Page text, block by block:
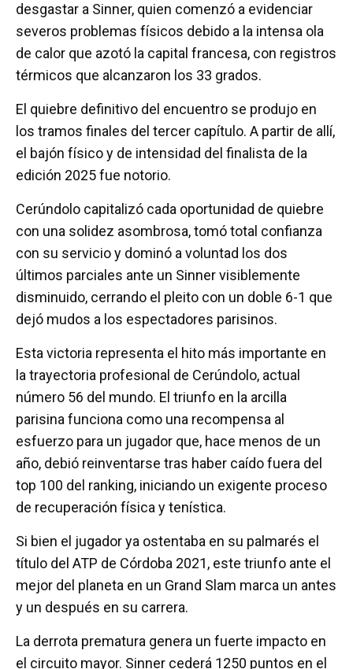
desgastar a Sinner, quien comenzó a evidenciar
severos problemas físicos debido a la intensa ola
de calor que azotó la capital francesa, con registros
térmicos que alcanzaron los 33 grados.
El quiebre definitivo del encuentro se produjo en
los tramos finales del tercer capítulo. A partir de allí,
el bajón físico y de intensidad del finalista de la
edición 2025 fue notorio.
Cerúndolo capitalizó cada oportunidad de quiebre
con una solidez asombrosa, tomó total confianza
con su servicio y dominó a voluntad los dos
últimos parciales ante un Sinner visiblemente
disminuido, cerrando el pleito con un doble 6-1 que
dejó mudos a los espectadores parisinos.
Esta victoria representa el hito más importante en
la trayectoria profesional de Cerúndolo, actual
número 56 del mundo. El triunfo en la arcilla
parisina funciona como una recompensa al
esfuerzo para un jugador que, hace menos de un
año, debió reinventarse tras haber caído fuera del
top 100 del ranking, iniciando un exigente proceso
de recuperación física y tenística.
Si bien el jugador ya ostentaba en su palmarés el
título del ATP de Córdoba 2021, este triunfo ante el
mejor del planeta en un Grand Slam marca un antes
y un después en su carrera.
La derrota prematura genera un fuerte impacto en
el circuito mayor. Sinner cederá 1250 puntos en el